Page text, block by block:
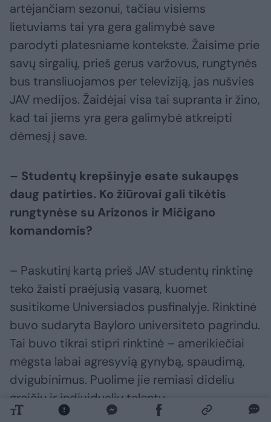
artėjančiam sezonui, tačiau visiems
lietuviams tai yra gera galimybė save
parodyti platesniame kontekste. Žaisime prie
savų sirgalių, prieš gerus varžovus, rungtynės
bus transliuojamos per televiziją, jas nušvies
JAV medijos. Žaidėjai visa tai supranta ir žino,
kad tai jiems yra gera galimybė atkreipti
dėmesį į save.
– Studentų krepšinyje esate sukaupęs
daug patirties. Ko žiūrovai gali tikėtis
rungtynėse su Arizonos ir Mičigano
komandomis?
– Paskutinį kartą prieš JAV studentų rinktinę
teko žaisti praėjusią vasarą, kuomet
susitikome Universiados pusfinalyje. Rinktinė
buvo sudaryta Bayloro universiteto pagrindu.
Tai buvo tikrai stipri rinktinė – amerikiečiai
mėgsta labai agresyvią gynybą, spaudimą,
dvigubinimus. Puolime jie remiasi dideliu
greičiu ir individualiu talentu.